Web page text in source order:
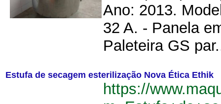
Ano: 2013.
32 A. - Panela
Paleteira GS
Estufa de secagem esterilização Nova Ética Ethik
https://